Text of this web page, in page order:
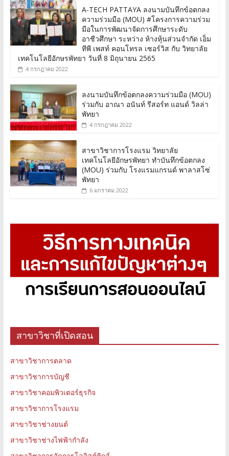
A-TECH PATTAYA ลงนามบันทึกข้อตกลง
ความร่วมมือ (MOU) #โครงการความร่วม
มือในการพัฒนาจัดการศึกษาระดับ
อาชีวศึกษา ระหว่าง ห้างหุ้นส่วนจำกัด เอ็ม
ทีพี เพสท์ คอนโทรล เซอร์วิส กับ วิทยาลัย
เทคโนโลยีอักษรพัทยา วันที่ 8 มิถุนายน 2565
4 กรกฎาคม 2022
ลงนามบันทึกข้อตกลงความร่วมมือ (MOU)
ร่วมกับ อาณา อนันท์ รีสอร์ท แอนด์ วิลล่า
พัทยา
4 กรกฎาคม 2022
สาขาวิชาการโรงแรม วิทยาลัย
เทคโนโลยีอักษรพัทยา ทำบันทึกข้อตกลง
(MOU) ร่วมกับ โรงแรมแกรนด์ พาลาสโซ่
พัทยา
6 มกราคม 2022
สาขาวิชาที่เปิดสอน
สาขาวิชาการตลาด
สาขาวิชาการบัญชี
สาขาวิชาคอมพิวเตอร์ธุรกิจ
สาขาวิชาการโรงแรม
สาขาวิชาช่างยนต์
สาขาวิชาช่างไฟฟ้ากำลัง